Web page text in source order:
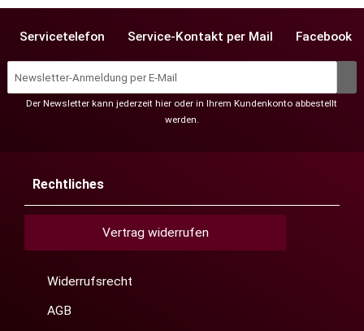
Servicetelefon Service-Kontakt per Mail Facebook
Der Newsletter kann jederzeit hier oder in Ihrem Kundenkonto abbestellt
werden.
Rechtliches
Vertrag widerrufen
Widerrufsrecht
AGB